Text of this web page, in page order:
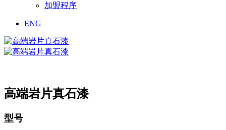
加盟程序
ENG
高端岩片真石漆
型号